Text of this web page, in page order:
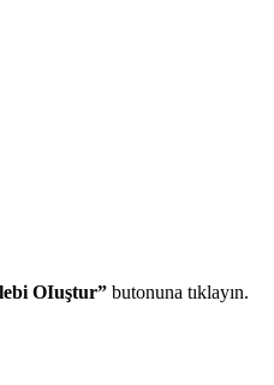
OIuştur” butonuna tıklayın.